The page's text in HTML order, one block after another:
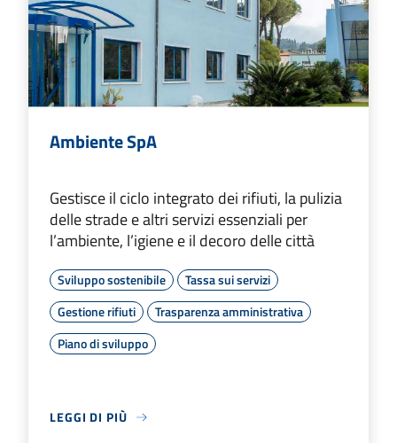
Ambiente SpA
Gestisce il ciclo integrato dei rifiuti, la pulizia
delle strade e altri servizi essenziali per
l’ambiente, l’igiene e il decoro delle città
Sviluppo sostenibile
Tassa sui servizi
Gestione rifiuti
Trasparenza amministrativa
Piano di sviluppo
LEGGI DI PIÙ